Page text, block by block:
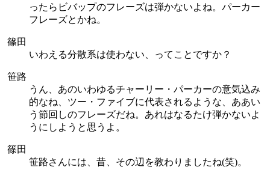
ったらビバップのフレーズは弾かないよね。パーカー
フレーズとかね。
篠田
いわえる分散系は使わない、ってことですか？
笹路
うん、あのいわゆるチャーリー・パーカーの意気込み
的なね、ツー・ファイブに代表されるような、ああい
う節回しのフレーズだね。あれはなるたけ弾かないよ
うにしようと思うよ。
篠田
笹路さんには、昔、その辺を教わりましたね(笑)。